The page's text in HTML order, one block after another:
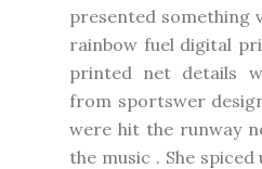
presented something
rainbow fuel digital
printed net details
from sportswer
were hit the runway
the music . She